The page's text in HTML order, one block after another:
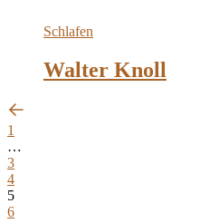
Schlafen
Walter Knoll
1
…
3
4
5
6